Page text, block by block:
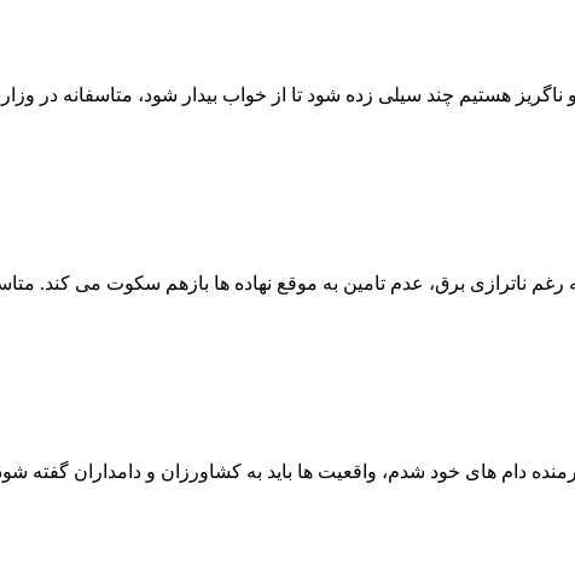
هستیم چند سیلی زده شود تا از خواب بیدار شود، متاسفانه در
ناترازی برق، عدم تامین به موقع نهاده ها بازهم سکوت می کند.
دام های خود شدم، واقعیت ها باید به کشاورزان و دامداران گفته